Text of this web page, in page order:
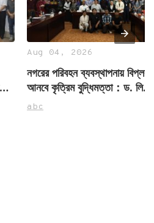
Aug 04, 2026
নগরের পরিবহন ব্যবস্থাপনায় বিপ্লব
আনবে কৃত্রিম বুদ্ধিমত্তা：ড. লি
চিয়ান
abc